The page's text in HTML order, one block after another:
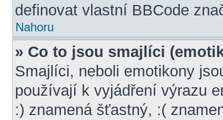
definovat vlastní BBCode
Nahoru
» Co to jsou smajlíci
Smajlíci, neboli emotikony
používají k vyjádření výrazu
:) znamená šťastný, :(